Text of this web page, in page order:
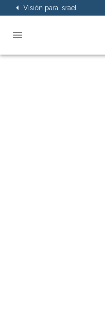
Visión para Israel